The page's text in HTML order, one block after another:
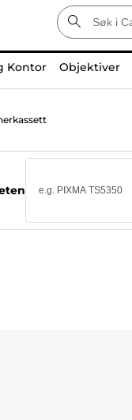
Kontor Objektiver